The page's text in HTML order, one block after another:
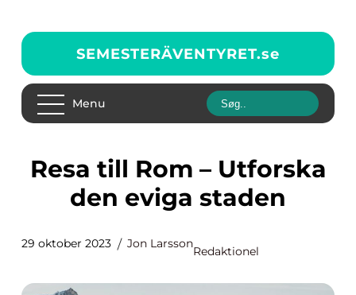
SEMESTERÄVENTYRET.se
Menu
Resa till Rom – Utforska
den eviga staden
29 oktober 2023 Jon Larsson
Redaktionel